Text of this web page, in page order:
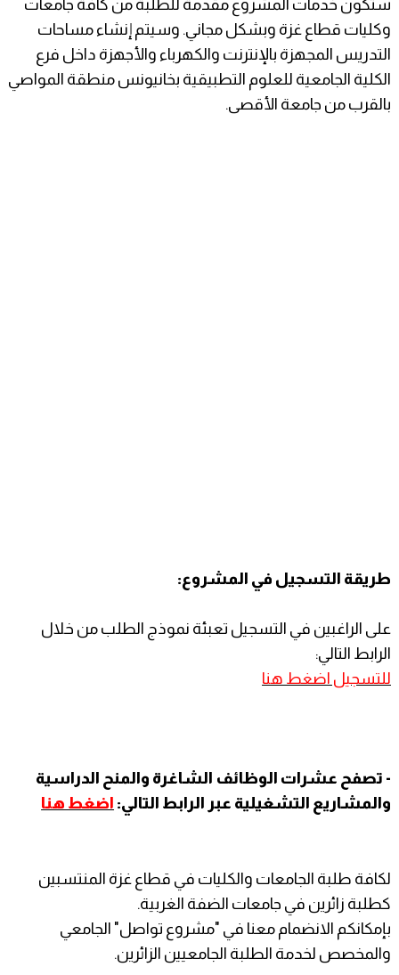
ستكون خدمات المشروع مقدمة للطلبة من كافة جامعات
وكليات قطاع غزة وبشكل مجاني. وسيتم إنشاء مساحات
التدريس المجهزة بالإنترنت والكهرباء والأجهزة داخل فرع
الكلية الجامعية للعلوم التطبيقية بخانيونس منطقة المواصي
بالقرب من جامعة الأقصى.
طريقة التسجيل في المشروع:
على الراغبين في التسجيل تعبئة نموذج الطلب من خلال
الرابط التالي:
للتسجيل اضغط هنا
- تصفح عشرات الوظائف الشاغرة والمنح الدراسية
والمشاريع التشغيلية عبر الرابط التالي: اضغط هنا
لكافة طلبة الجامعات والكليات في قطاع غزة المنتسبين
كطلبة زائرين في جامعات الضفة الغربية.
بإمكانكم الانضمام معنا في "مشروع تواصل" الجامعي
والمخصص لخدمة الطلبة الجامعيين الزائرين.